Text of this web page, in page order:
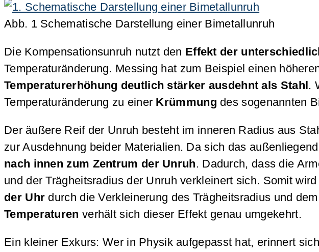
Abb. 1 Schematische Darstellung einer Bimetallunruh
Die Kompensationsunruh nutzt den Effekt der
Temperaturänderung. Messing hat zum Beispiel einen
Temperaturerhöhung deutlich stärker ausdehnt als Stahl.
Temperaturänderung zu einer Krümmung des sogenannten
Der äußere Reif der Unruh besteht im inneren Radius aus
zur Ausdehnung beider Materialien. Da sich das
nach innen zum Zentrum der Unruh. Dadurch, dass die
und der Trägheitsradius der Unruh verkleinert sich. Somit
der Uhr durch die Verkleinerung des Trägheitsradius und
Temperaturen verhält sich dieser Effekt genau umgekehrt.
Ein kleiner Exkurs: Wer in Physik aufgepasst hat, erinnert